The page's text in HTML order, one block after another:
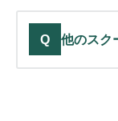
Q 他のスク